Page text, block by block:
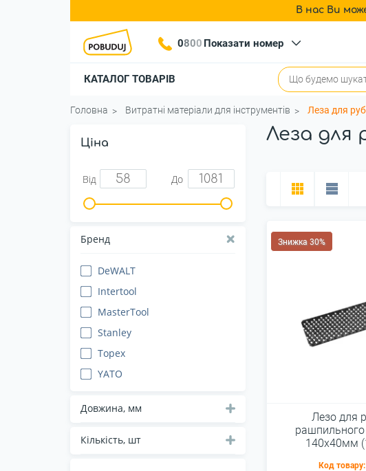
В нас Ви
0800 Показати номер
КАТАЛОГ ТОВАРІВ
Головна Витратні матеріали для інструментів Леза для
Ціна
Від До
Бренд
DeWALT
Intertool
MasterTool
Stanley
Topex
YATO
Довжина, мм
Кількість, шт
Леза для
Знижка 30%
Лезо для
140х40мм
Код товару: